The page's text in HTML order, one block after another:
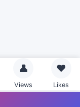
👤
Views
❤️
Likes